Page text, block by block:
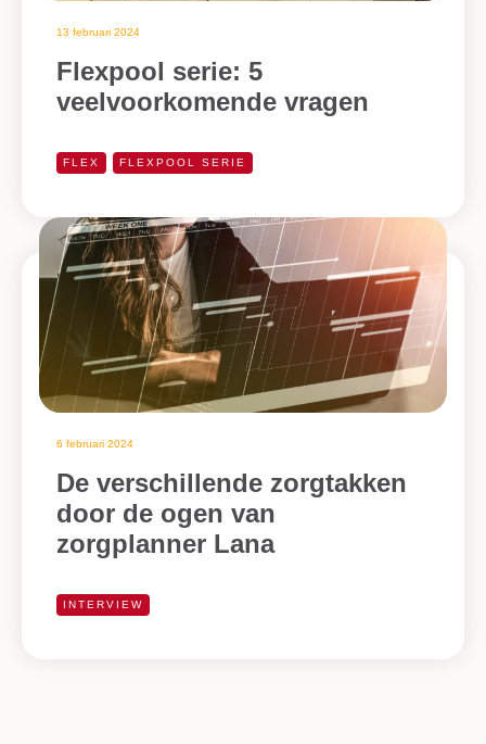
13 februari 2024
Flexpool serie: 5
veelvoorkomende vragen
FLEX FLEXPOOL SERIE
6 februari 2024
De verschillende zorgtakken
door de ogen van
zorgplanner Lana
INTERVIEW